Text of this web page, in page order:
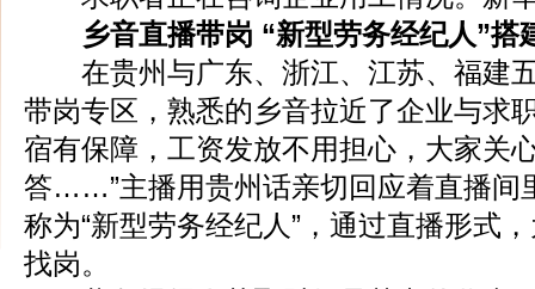
乡音直播带岗 “新型劳务经纪人”搭
在贵州与广东、浙江、江苏、福建
带岗专区，熟悉的乡音拉近了企业与求
宿有保障，工资发放不用担心，大家关
答……”主播用贵州话亲切回应着直播间
称为“新型劳务经纪人”，通过直播形式
找岗。